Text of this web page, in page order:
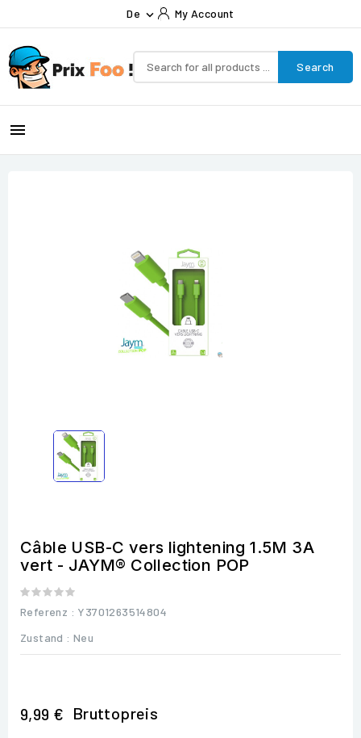
De  My Account
Search

Câble USB-C vers lightening 1.5M 3A
vert - JAYM® Collection POP
Referenz : Y3701263514804
Zustand : Neu
9,99 € Bruttopreis